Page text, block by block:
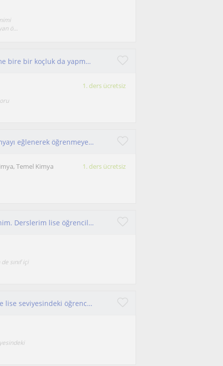
ö...
TYT -AYT Kimya Dersleri alan tüm öğrencilerime bire bir koçluk da yapmaktayım
1. ders ücretsiz
Her öğrencinin korkulu rüyası olan organik kimyayı eğlenerek öğrenmeye ne dersin !
Temel Kimya 1. ders ücretsiz
Anlaşılır, sabırlı ve öğrenci odaklı bir öğretmenim. Derslerim lise öğrencilerine yöneliktir.
sınıf içi
Kimya mühendisliği öğrencisiyim. İlköğretim ve lise seviyesindeki öğrencilere uygun fiyatlı